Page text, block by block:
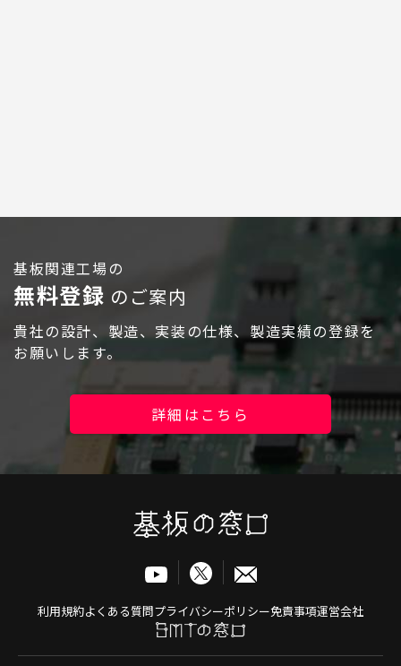
ログイン
基板関連工場の
無料登録 のご案内
貴社の設計、製造、実装の仕様、製造実績の登録を
お願いします。
詳細はこちら
利用規約よくある質問プライバシーポリシー免責事項運営会社